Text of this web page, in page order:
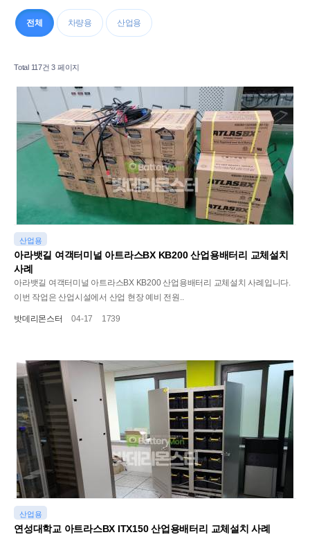
전체 차량용 산업용
Total 117건 3 페이지
산업용
아라뱃길 여객터미널 아트라스BX KB200 산업용배터리 교체설치
사례
아라뱃길 여객터미널 아트라스BX KB200 산업용배터리 교체설치 사례입니다.
이번 작업은 산업시설에서 산업 현장 예비 전원..
밧데리몬스터 04-17 1739
산업용
연성대학교 아트라스BX ITX150 산업용배터리 교체설치 사례